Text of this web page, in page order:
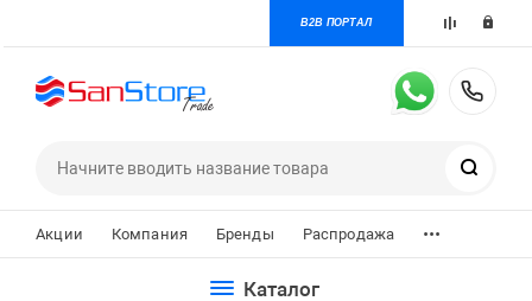
B2B ПОРТАЛ
Акции Компания Бренды Распродажа ...
Каталог